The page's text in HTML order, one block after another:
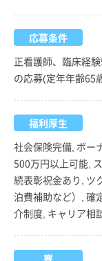
応募条件
正看護師、臨床経
の応募(定年年齢65
福利厚生
社会保険完備, ボー
500万円以上可能,
続表彰祝金あり, ツ
泊費補助など）, 確
介制度, キャリア相
寮